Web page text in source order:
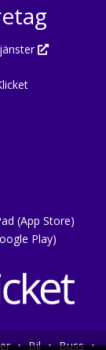
(App Store)
Play)
• Bil • Buss •